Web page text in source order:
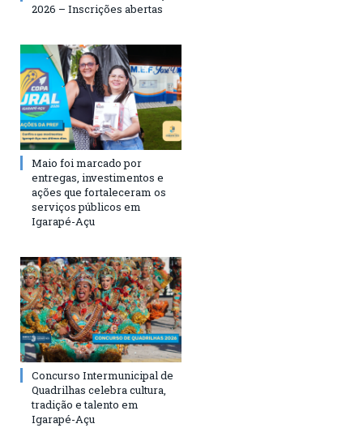
2026 – Inscrições abertas
Maio foi marcado por
entregas, investimentos e
ações que fortaleceram os
serviços públicos em
Igarapé-Açu
Concurso Intermunicipal de
Quadrilhas celebra cultura,
tradição e talento em
Igarapé-Açu